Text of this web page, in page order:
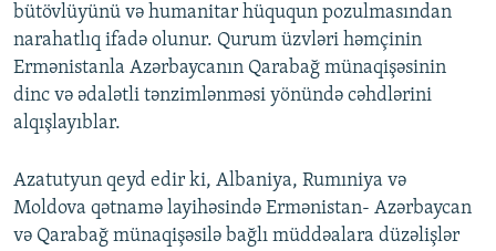
bütövlüyünü və humanitar hüququn pozulmasından
narahatlıq ifadə olunur. Qurum üzvləri həmçinin
Ermənistanla Azərbaycanın Qarabağ münaqişəsinin
dinc və ədalətli tənzimlənməsi yönündə cəhdlərini
alqışlayıblar.
Azatutyun qeyd edir ki, Albaniya, Rumıniya və
Moldova qətnamə layihəsində Ermənistan- Azərbaycan
və Qarabağ münaqişəsilə bağlı müddəalara düzəlişlər